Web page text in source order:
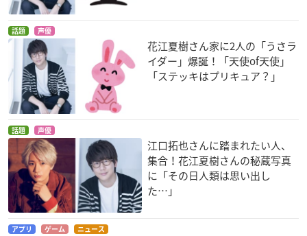
話題 声優
花江夏樹さん家に2人の「うさラ
イダー」爆誕！「天使of天使」
「ステッキはプリキュア？」
話題 声優
江口拓也さんに踏まれたい人、
集合！花江夏樹さんの秘蔵写真
に「その日人類は思い出し
た…」
アプリ ゲーム ニュース